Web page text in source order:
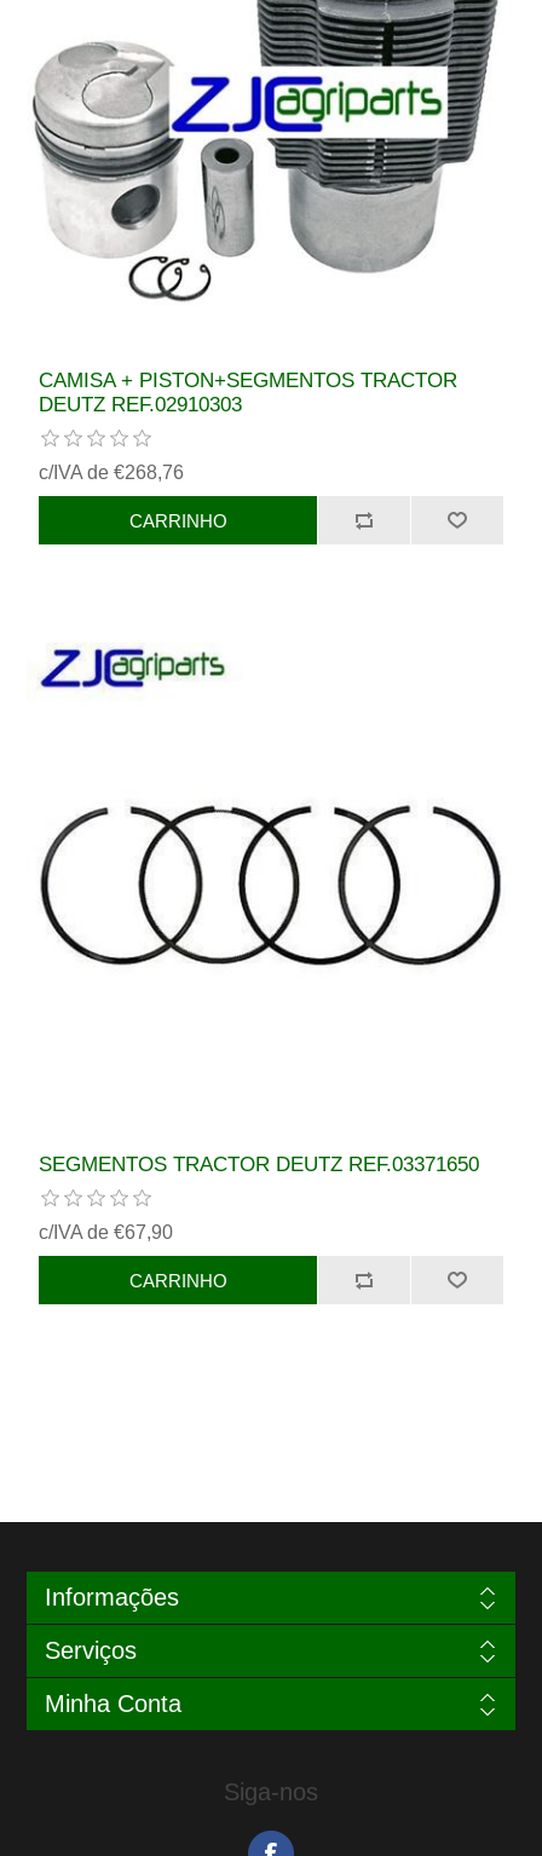
CAMISA + PISTON+SEGMENTOS TRACTOR
DEUTZ REF.02910303
c/IVA de €268,76
SEGMENTOS TRACTOR DEUTZ REF.03371650
c/IVA de €67,90
Informações
Serviços
Minha Conta
Siga-nos